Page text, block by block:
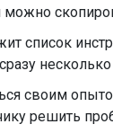
можно
список
своим
решить